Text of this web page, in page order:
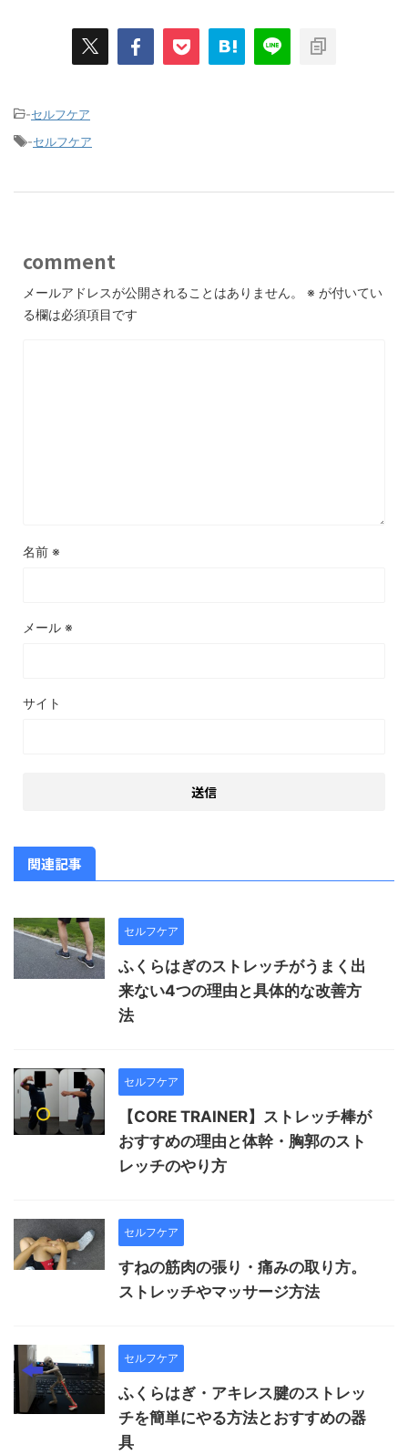
-セルフケア
-セルフケア
comment
メールアドレスが公開されることはありません。 ※ が付いてい
る欄は必須項目です
名前 ※
メール ※
サイト
関連記事
セルフケア
ふくらはぎのストレッチがうまく出
来ない4つの理由と具体的な改善方
法
セルフケア
【CORE TRAINER】ストレッチ棒が
おすすめの理由と体幹・胸郭のスト
レッチのやり方
セルフケア
すねの筋肉の張り・痛みの取り方。
ストレッチやマッサージ方法
セルフケア
ふくらはぎ・アキレス腱のストレッ
チを簡単にやる方法とおすすめの器
具